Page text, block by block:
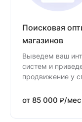
Поисковая
магазинов
Выведем ваш
систем и
продвижение у
от 85 000 ₽/